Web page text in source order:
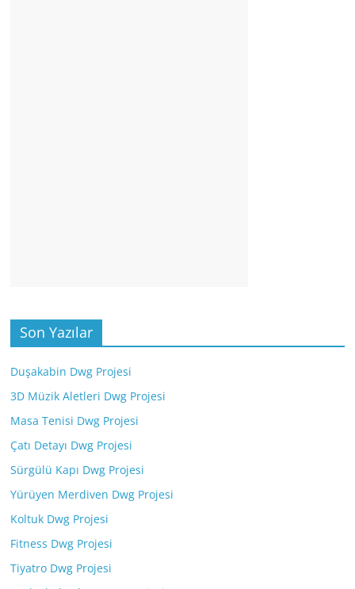
Son Yazılar
Duşakabin Dwg Projesi
3D Müzik Aletleri Dwg Projesi
Masa Tenisi Dwg Projesi
Çatı Detayı Dwg Projesi
Sürgülü Kapı Dwg Projesi
Yürüyen Merdiven Dwg Projesi
Koltuk Dwg Projesi
Fitness Dwg Projesi
Tiyatro Dwg Projesi